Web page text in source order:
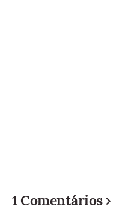
1 Comentários